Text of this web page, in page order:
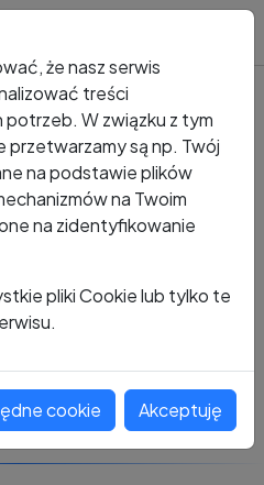
791 783
791 783
że nasz serwis
treści
W związku z tym
są np. Twój
na podstawie plików
na Twoim
na zidentyfikowanie
pliki Cookie lub tylko te
cookie Akceptuję